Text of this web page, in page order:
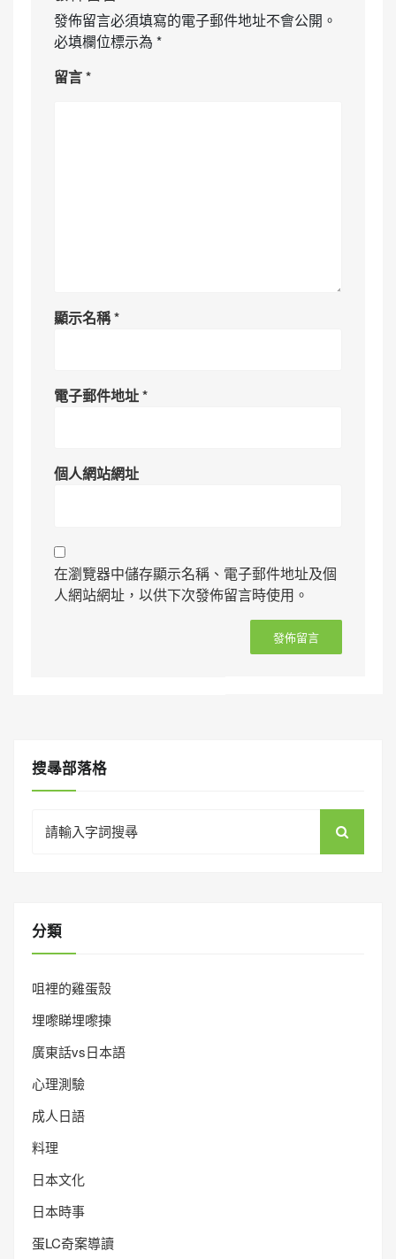
發佈留言必須填寫的電子郵件地址不會公開。
必填欄位標示為 *
留言*
顯示名稱*
電子郵件地址*
個人網站網址
在瀏覽器中儲存顯示名稱、電子郵件地址及個
人網站網址，以供下次發佈留言時使用。
搜㝷部落格
for:
分類
咀裡的雞蛋殼
埋嚟睇埋嚟揀
廣東話vs日本語
心理測驗
成人日語
料理
日本文化
日本時事
蛋LC奇案導讀